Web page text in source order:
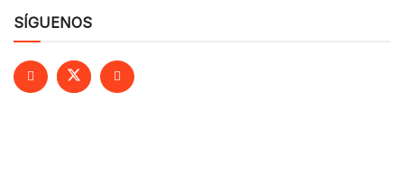
SÍGUENOS